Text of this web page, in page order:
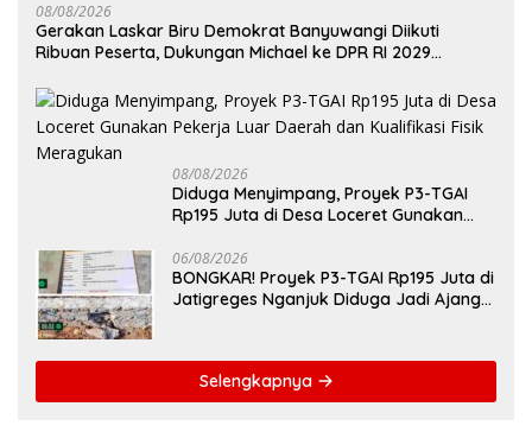
08/08/2026
Gerakan Laskar Biru Demokrat Banyuwangi Diikuti
Ribuan Peserta, Dukungan Michael ke DPR RI 2029
08/08/2026
Diduga Menyimpang, Proyek P3-TGAI
Rp195 Juta di Desa Loceret Gunakan
Meragukan
06/08/2026
BONGKAR! Proyek P3-TGAI Rp195 Juta di
Jatigreges Nganjuk Diduga Jadi Ajang
Selengkapnya